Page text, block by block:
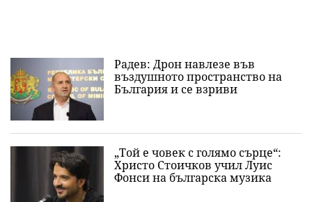
Радев: Дрон навлезе във
въздушното пространство на
България и се взриви
„Той е човек с голямо сърце“:
Христо Стоичков учил Луис
Фонси на българска музика